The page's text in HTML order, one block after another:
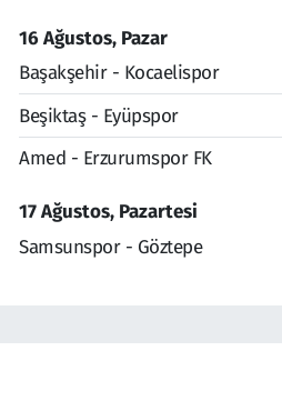
16 Ağustos, Pazar
Başakşehir - Kocaelispor
Beşiktaş - Eyüpspor
Amed - Erzurumspor FK
17 Ağustos, Pazartesi
Samsunspor - Göztepe